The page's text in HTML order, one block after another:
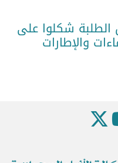
الطلبة شكلوا على
والإطارات